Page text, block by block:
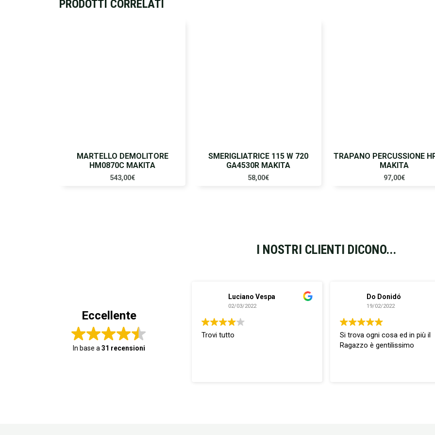
PRODOTTI CORRELATI
MARTELLO DEMOLITORE
HM0870C MAKITA
543,00€
SMERIGLIATRICE 115 W 720
GA4530R MAKITA
58,00€
TRAPANO PERCUSSIONE
MAKITA
97,00€
I NOSTRI CLIENTI DICONO...
Eccellente
In base a 31 recensioni
Luciano Vespa
02/03/2022
Trovi tutto
Do Donidó
19/02/2022
Si trova ogni cosa ed in più il
Ragazzo è gentilissimo